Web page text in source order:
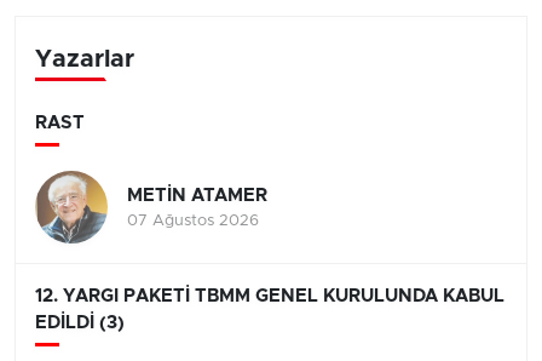
Yazarlar
RAST
METİN ATAMER
07 Ağustos 2026
12. YARGI PAKETİ TBMM GENEL KURULUNDA KABUL
EDİLDİ (3)